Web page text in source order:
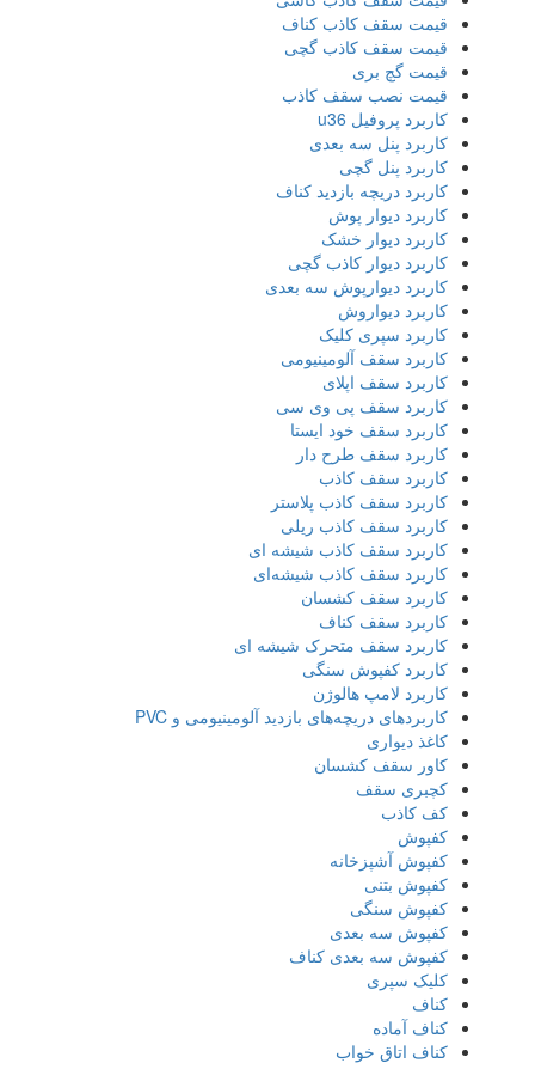
قیمت سقف کاذب کناف
قیمت سقف کاذب گچی
قیمت گچ بری
قیمت نصب سقف کاذب
کاربرد پروفیل u36
کاربرد پنل سه بعدی
کاربرد پنل گچی
کاربرد دریچه بازدید کناف
کاربرد دیوار پوش
کاربرد دیوار خشک
کاربرد دیوار کاذب گچی
کاربرد دیوارپوش سه بعدی
کاربرد دیواروش
کاربرد سپری کلیک
کاربرد سقف آلومینیومی
کاربرد سقف اپلای
کاربرد سقف پی وی سی
کاربرد سقف خود ایستا
کاربرد سقف طرح دار
کاربرد سقف کاذب
کاربرد سقف کاذب پلاستر
کاربرد سقف کاذب ریلی
کاربرد سقف کاذب شیشه ای
کاربرد سقف کاذب شیشه‌ای
کاربرد سقف کشسان
کاربرد سقف کناف
کاربرد سقف متحرک شیشه ای
کاربرد کفپوش سنگی
کاربرد لامپ هالوژن
کاربردهای دریچه‌های بازدید آلومینیومی و PVC
کاغذ دیواری
کاور سقف کشسان
کچبری سقف
کف کاذب
کفپوش
کفپوش آشپزخانه
کفپوش بتنی
کفپوش سنگی
کفپوش سه بعدی
کفپوش سه بعدی کناف
کلیک سپری
کناف
کناف آماده
کناف اتاق خواب